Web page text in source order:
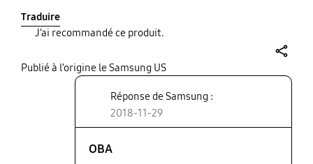
expecting. Secondly, let me say that the speeds are
soooooo much faster than the memory stick I've
got. It performs 10x (sometimes more) than what I
have. The third and final thing that makes me
happy about my purchase is the warranty. I can't
speak for others but knowing I've got a 5 year
warranty completely solidified this deal. I am a
very happy customer.
Traduire
J’ai recommandé ce produit.
Publié à l’origine le Samsung US
Réponse de Samsung :
2018-11-29
OBA